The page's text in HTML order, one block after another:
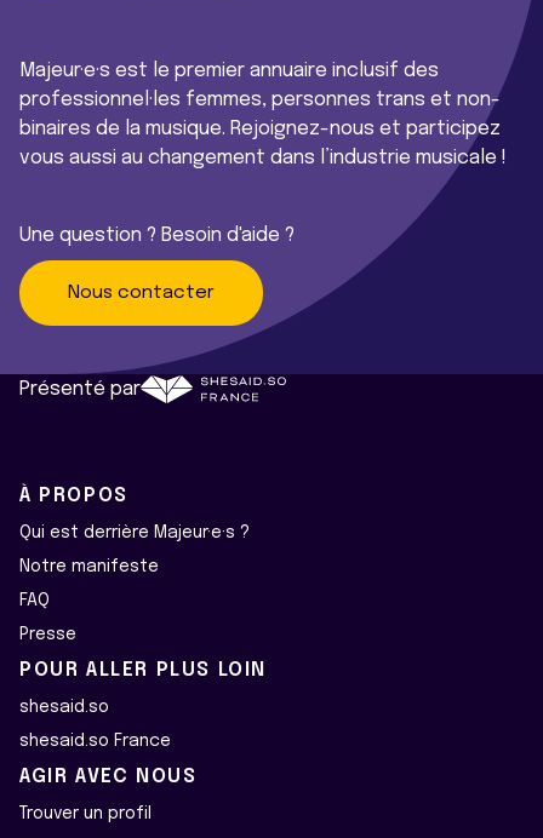
Majeur·e·s est le premier annuaire inclusif des
professionnel·les femmes, personnes trans et non-
binaires de la musique. Rejoignez-nous et participez
vous aussi au changement dans l’industrie musicale !
Une question ? Besoin d'aide ?
Nous contacter
Présenté par
À PROPOS
Qui est derrière Majeur·e·s ?
Notre manifeste
FAQ
Presse
POUR ALLER PLUS LOIN
shesaid.so
shesaid.so France
AGIR AVEC NOUS
Trouver un profil